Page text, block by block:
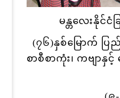
မန္တလေးနိုင်
(၇၆)နှစ်မြောက် ပ
စာစီစာကုံး၊ ကဗျာနှင့်
(၉